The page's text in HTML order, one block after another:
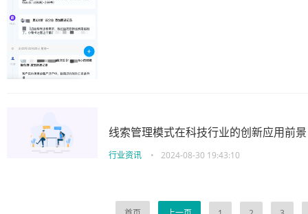
线索管理模式在科技行业的创新应用前景
行业资讯 • 2024-08-30 19:43:10